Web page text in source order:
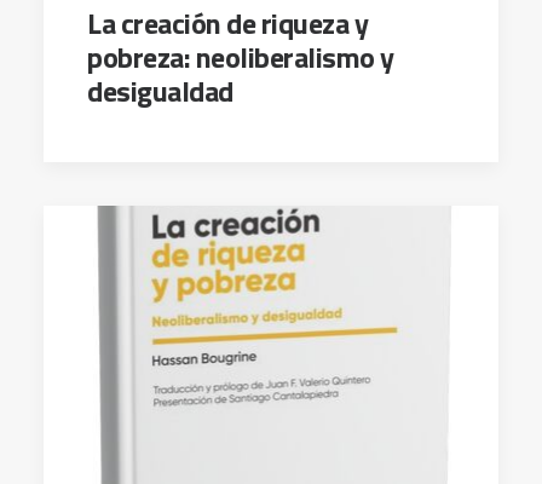
La creación de riqueza y
pobreza: neoliberalismo y
desigualdad